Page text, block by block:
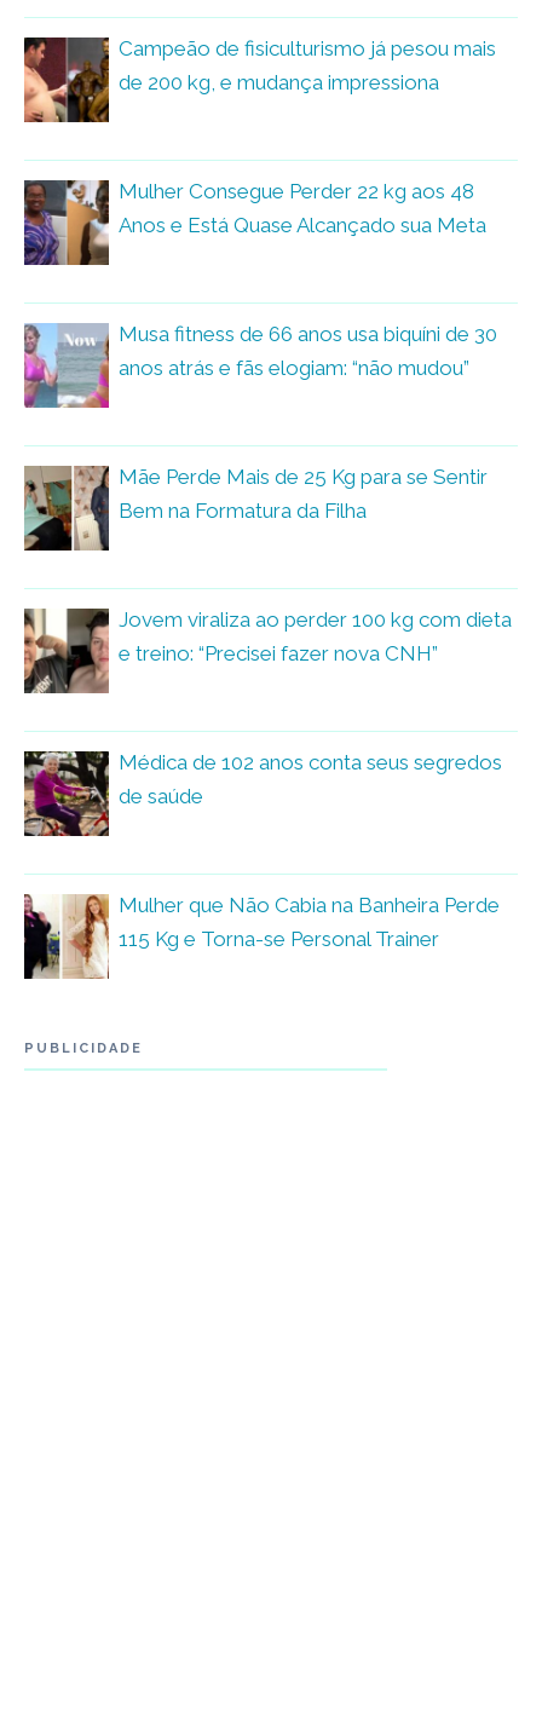
Campeão de fisiculturismo já pesou mais
de 200 kg, e mudança impressiona
Mulher Consegue Perder 22 kg aos 48
Anos e Está Quase Alcançado sua Meta
Musa fitness de 66 anos usa biquíni de 30
anos atrás e fãs elogiam: “não mudou”
Mãe Perde Mais de 25 Kg para se Sentir
Bem na Formatura da Filha
Jovem viraliza ao perder 100 kg com dieta
e treino: “Precisei fazer nova CNH”
Médica de 102 anos conta seus segredos
de saúde
Mulher que Não Cabia na Banheira Perde
115 Kg e Torna-se Personal Trainer
PUBLICIDADE